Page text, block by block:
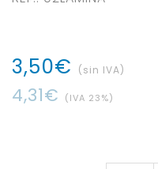
3,50€ (sin IVA)
4,31€ (IVA 23%)